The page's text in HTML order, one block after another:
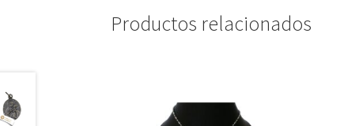
Productos relacionados